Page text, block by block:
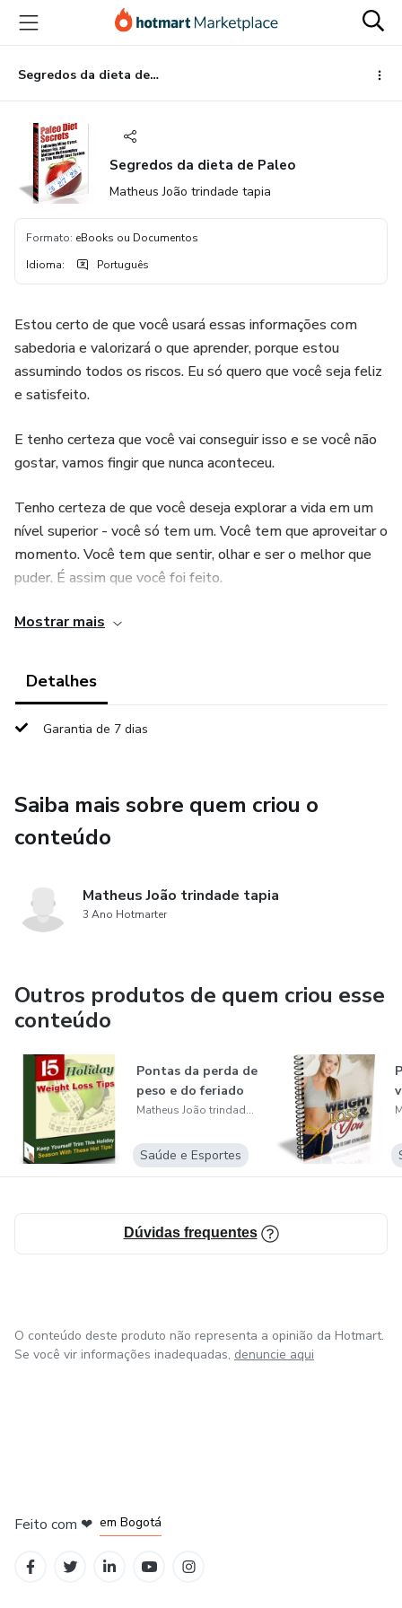
para
conteúdo
principal
para
pagamento
para
rodapé
Segredos da dieta de Paleo
Segredos da dieta de Paleo
Matheus João trindade tapia
Formato: eBooks ou Documentos
Idioma: Português
Estou certo de que você usará essas informações com
sabedoria e valorizará o que aprender, porque estou
assumindo todos os riscos. Eu só quero que você seja feliz
e satisfeito.
E tenho certeza que você vai conseguir isso e se você não
gostar, vamos fingir que nunca aconteceu.
Tenho certeza de que você deseja explorar a vida em um
nível superior - você só tem um. Você tem que aproveitar o
momento. Você tem que sentir, olhar e ser o melhor que
puder. É assim que você foi feito.
Bem, aqui está... aja agora e comece sua jornada para se
Desejando-lhe toda a sorte do mundo,
Para o seu sucesso,
Mostrar mais
Detalhes
Garantia de 7 dias
Saiba mais sobre quem criou o
conteúdo
Matheus João trindade tapia
3 Ano Hotmarter
Outros produtos de quem criou esse
conteúdo
Pontas da perda de
peso e do feriado
Matheus João trindade tapia
Saúde e Esportes
Dúvidas frequentes
O conteúdo deste produto não representa a opinião da Hotmart.
Se você vir informações inadequadas, denuncie aqui
Feito com ❤ em Bogotá